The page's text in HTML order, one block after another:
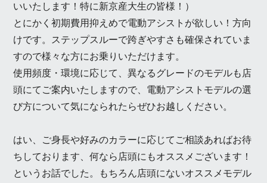
いいたします！特に新京産大生の皆様！）
とにかく初期費用抑えめで電動アシストが欲しい！方向
けです。ステップスルーで跨ぎやすさも確保されていま
すので様々な方にお乗りいただけます。
使用頻度・環境に応じて、異なるグレードのモデルも店
頭にてご案内いたしますので、電動アシストモデルの選
び方について気になられたらぜひお越しください。
はい、ご身長や好みのカラーに応じてご相談あればお待
ちしております、何なら店頭にもオススメございます！
というお話でした。もちろん店頭にないオススメモデル